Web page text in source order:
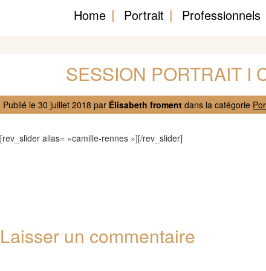
Home Portrait Professionnels
SESSION PORTRAIT I
Publié le 30 juillet 2018 par Élisabeth froment dans la catégorie
[rev_slider alias= »camille-rennes »][/rev_slider]
Laisser un commentaire